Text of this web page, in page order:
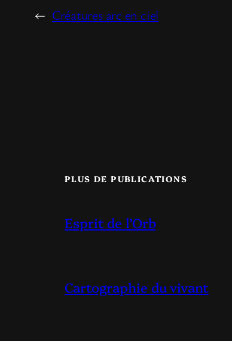
← Créatures arc en ciel
PLUS DE PUBLICATIONS
Esprit de l’Orb
Cartographie du vivant